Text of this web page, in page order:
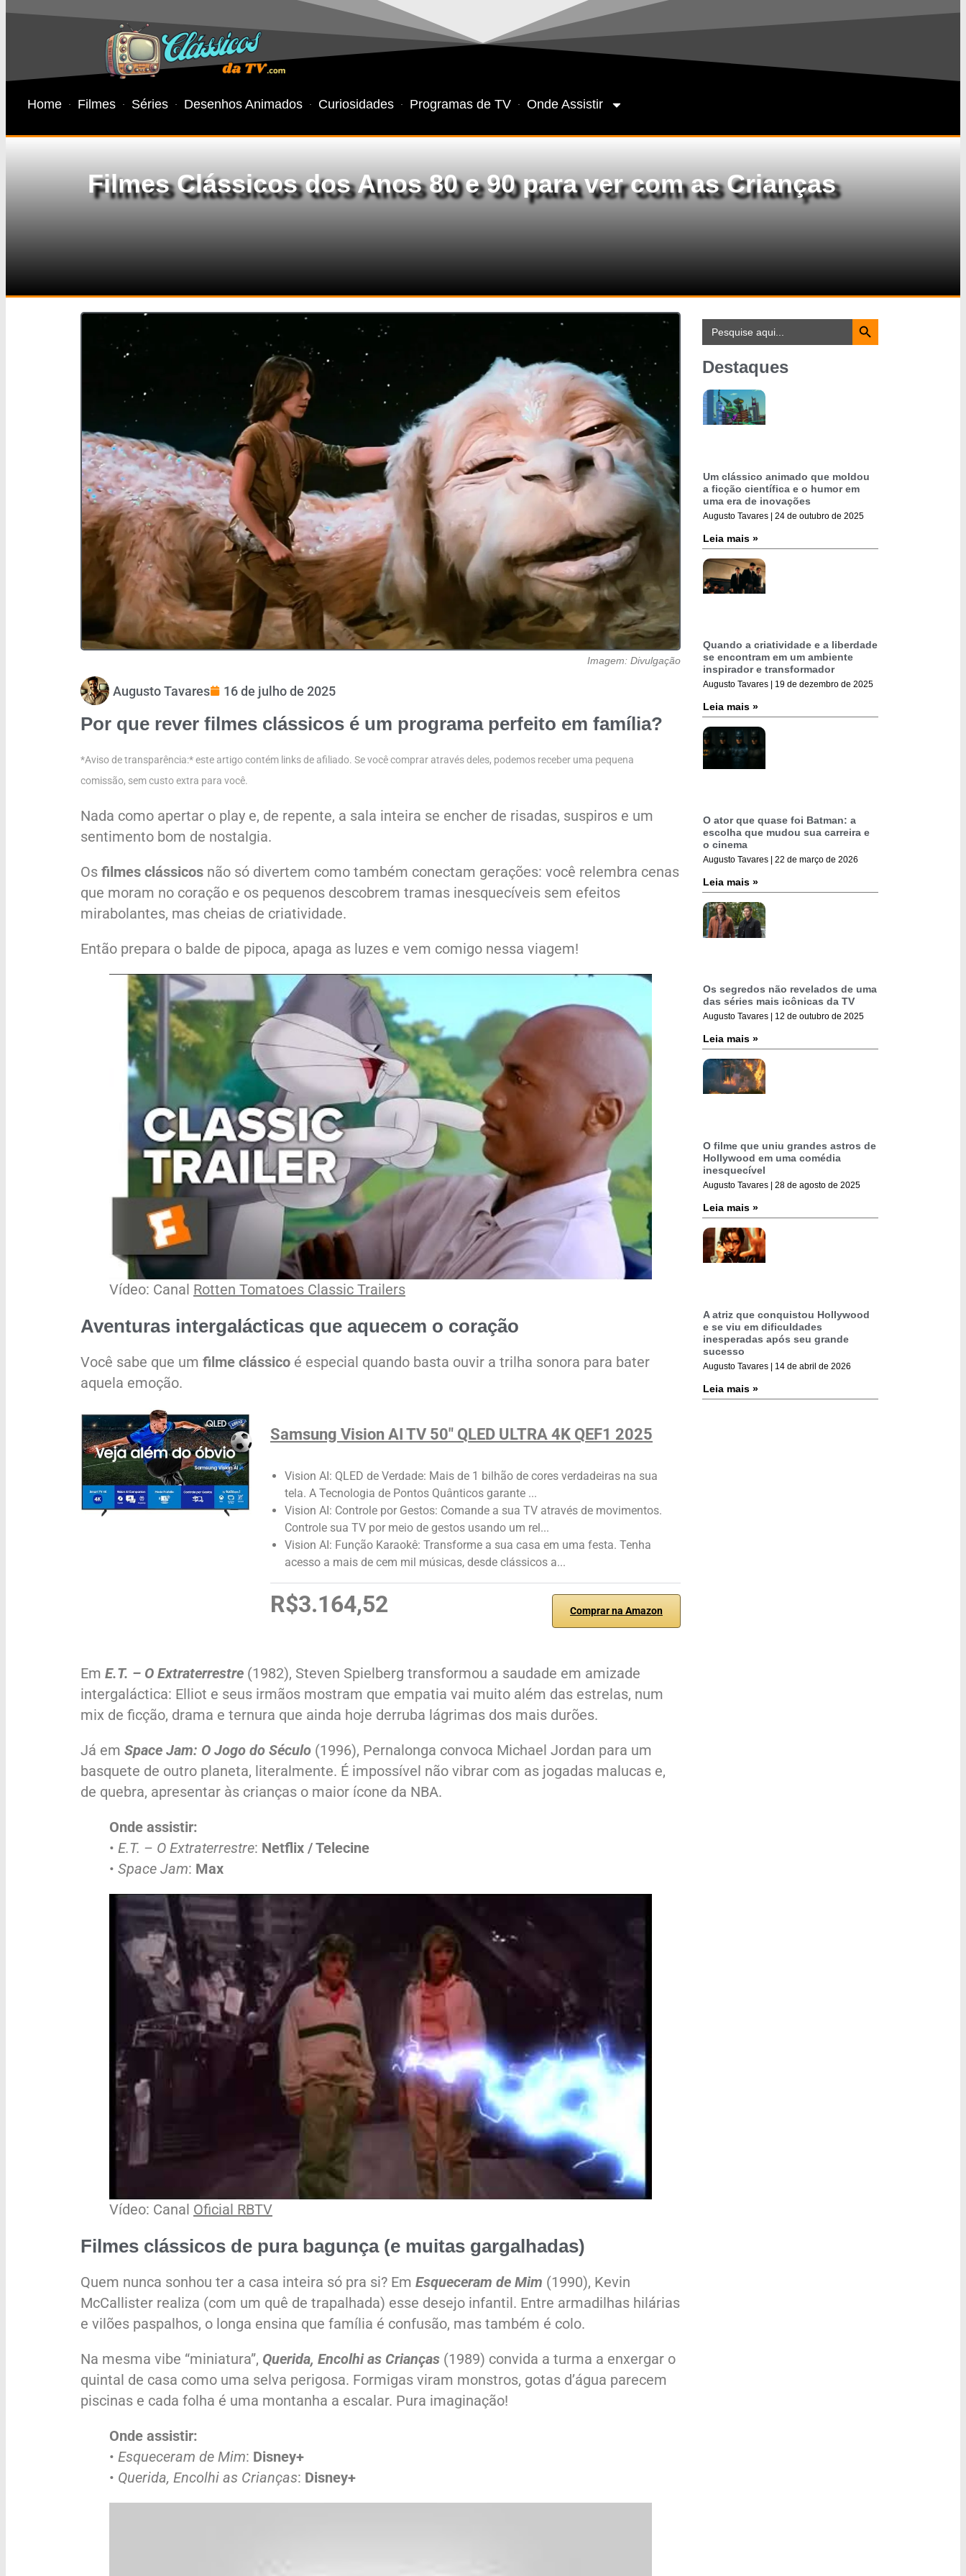
Home Filmes Séries Desenhos Animados Curiosidades Programas de TV Onde Assistir
Filmes Clássicos dos Anos 80 e 90 para ver com as Crianças
Imagem: Divulgação
Augusto Tavares 16 de julho de 2025
Por que rever filmes clássicos é um programa perfeito em família?
*Aviso de transparência:* este artigo contém links de afiliado. Se você comprar através deles, podemos receber uma pequena
comissão, sem custo extra para você.
Nada como apertar o play e, de repente, a sala inteira se encher de risadas, suspiros e um
sentimento bom de nostalgia.
Os filmes clássicos não só divertem como também conectam gerações: você relembra cenas
que moram no coração e os pequenos descobrem tramas inesquecíveis sem efeitos
mirabolantes, mas cheias de criatividade.
Então prepara o balde de pipoca, apaga as luzes e vem comigo nessa viagem!
Vídeo: Canal Rotten Tomatoes Classic Trailers
Aventuras intergalácticas que aquecem o coração
Você sabe que um filme clássico é especial quando basta ouvir a trilha sonora para bater
aquela emoção.
Samsung Vision AI TV 50" QLED ULTRA 4K QEF1 2025
Vision AI: QLED de Verdade: Mais de 1 bilhão de cores verdadeiras na sua
tela. A Tecnologia de Pontos Quânticos garante ...
Vision AI: Controle por Gestos: Comande a sua TV através de movimentos.
Controle sua TV por meio de gestos usando um rel...
Vision AI: Função Karaokê: Transforme a sua casa em uma festa. Tenha
acesso a mais de cem mil músicas, desde clássicos a...
R$3.164,52 Comprar na Amazon
Em E.T. – O Extraterrestre (1982), Steven Spielberg transformou a saudade em amizade
intergaláctica: Elliot e seus irmãos mostram que empatia vai muito além das estrelas, num
mix de ficção, drama e ternura que ainda hoje derruba lágrimas dos mais durões.
Já em Space Jam: O Jogo do Século (1996), Pernalonga convoca Michael Jordan para um
basquete de outro planeta, literalmente. É impossível não vibrar com as jogadas malucas e,
de quebra, apresentar às crianças o maior ícone da NBA.
Onde assistir:
• E.T. – O Extraterrestre: Netflix / Telecine
• Space Jam: Max
Vídeo: Canal Oficial RBTV
Filmes clássicos de pura bagunça (e muitas gargalhadas)
Quem nunca sonhou ter a casa inteira só pra si? Em Esqueceram de Mim (1990), Kevin
McCallister realiza (com um quê de trapalhada) esse desejo infantil. Entre armadilhas hilárias
e vilões paspalhos, o longa ensina que família é confusão, mas também é colo.
Na mesma vibe “miniatura”, Querida, Encolhi as Crianças (1989) convida a turma a enxergar o
quintal de casa como uma selva perigosa. Formigas viram monstros, gotas d’água parecem
piscinas e cada folha é uma montanha a escalar. Pura imaginação!
Onde assistir:
• Esqueceram de Mim: Disney+
• Querida, Encolhi as Crianças: Disney+
Search
for:
Search Button
Destaques
Um clássico animado que moldou
a ficção científica e o humor em
uma era de inovações
Augusto Tavares 24 de outubro de 2025
Leia mais »
Quando a criatividade e a liberdade
se encontram em um ambiente
inspirador e transformador
Augusto Tavares 19 de dezembro de 2025
Leia mais »
O ator que quase foi Batman: a
escolha que mudou sua carreira e
o cinema
Augusto Tavares 22 de março de 2026
Leia mais »
Os segredos não revelados de uma
das séries mais icônicas da TV
Augusto Tavares 12 de outubro de 2025
Leia mais »
O filme que uniu grandes astros de
Hollywood em uma comédia
inesquecível
Augusto Tavares 28 de agosto de 2025
Leia mais »
A atriz que conquistou Hollywood
e se viu em dificuldades
inesperadas após seu grande
sucesso
Augusto Tavares 14 de abril de 2026
Leia mais »